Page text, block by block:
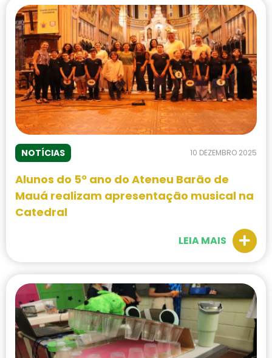
NOTÍCIAS 10 DEZEMBRO 2025
Alunos do 5º ano do Ateneu Barão de
Mauá realizam apresentação musical na
Catedral
LEIA MAIS